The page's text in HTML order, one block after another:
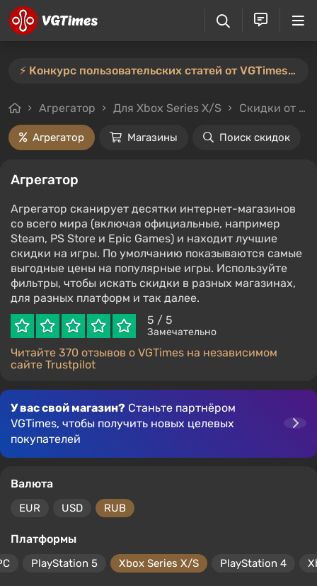
⚡️ Конкурс пользовательских статей от VGTimes продлён — участвуйте тут ⚡️
Агрегатор Для Xbox Series X/S Скидки от 30%
Агрегатор Магазины Поиск скидок
Агрегатор
Агрегатор сканирует десятки интернет-магазинов
со всего мира (включая официальные, например
Steam, PS Store и Epic Games) и находит лучшие
скидки на игры. По умолчанию показываются самые
выгодные цены на популярные игры. Используйте
фильтры, чтобы искать скидки в разных магазинах,
для разных платформ и так далее.
5 / 5
Замечательно
Читайте 370 отзывов о VGTimes на независимом
сайте Trustpilot
У вас свой магазин? Станьте партнёром
VGTimes, чтобы получить новых целевых
покупателей
Валюта
EUR USD RUB
Платформы
PlayStation 5 Xbox Series X/S PlayStation 4